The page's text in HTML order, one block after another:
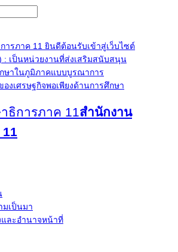
ารภาค 11 ยินดีต้อนรับเข้าสู่เว็บไซต์
: เป็นหน่วยงานที่ส่งเสริมสนับสนุน
ษาในภูมิภาคแบบบูรณาการ
งเศรษฐกิจพอเพียงด้านการศึกษา
สำนักงาน
มเป็นมา
และอำนาจหน้าที่